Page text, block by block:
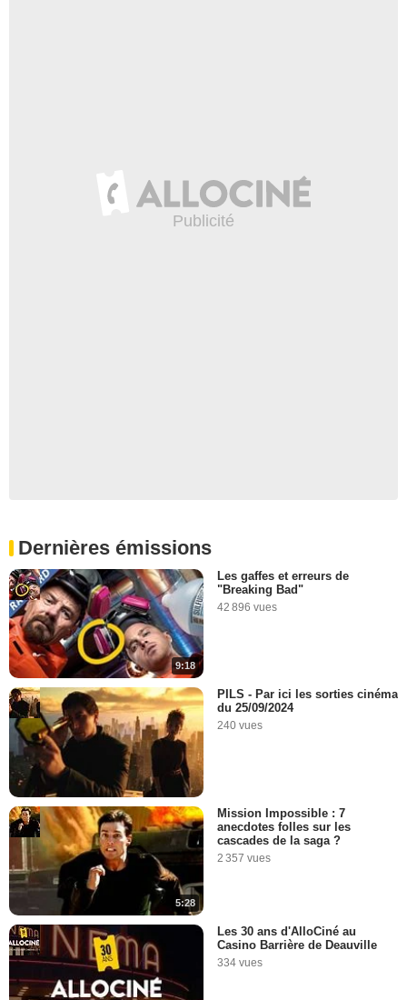
Dernières émissions
9:18
Les gaffes et erreurs de
"Breaking Bad"
42 896 vues
PILS - Par ici les sorties cinéma
du 25/09/2024
240 vues
5:28
Mission Impossible : 7
anecdotes folles sur les
cascades de la saga ?
2 357 vues
Les 30 ans d'AlloCiné au
Casino Barrière de Deauville
334 vues